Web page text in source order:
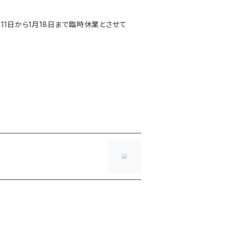
日から1月18日まで臨時休業とさせて